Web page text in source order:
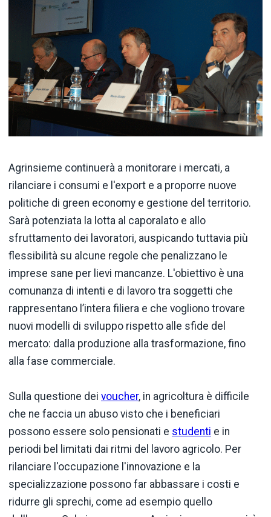
Agrinsieme continuerà a monitorare i mercati, a
rilanciare i consumi e l'export e a proporre nuove
politiche di green economy e gestione del territorio.
Sarà potenziata la lotta al caporalato e allo
sfruttamento dei lavoratori, auspicando tuttavia più
flessibilità su alcune regole che penalizzano le
imprese sane per lievi mancanze. L'obiettivo è una
comunanza di intenti e di lavoro tra soggetti che
rappresentano l’intera filiera e che vogliono trovare
nuovi modelli di sviluppo rispetto alle sfide del
mercato: dalla produzione alla trasformazione, fino
alla fase commerciale.
Sulla questione dei voucher, in agricoltura è difficile
che ne faccia un abuso visto che i beneficiari
possono essere solo pensionati e studenti e in
periodi bel limitati dai ritmi del lavoro agricolo. Per
rilanciare l'occupazione l'innovazione e la
specializzazione possono far abbassare i costi e
ridurre gli sprechi, come ad esempio quello